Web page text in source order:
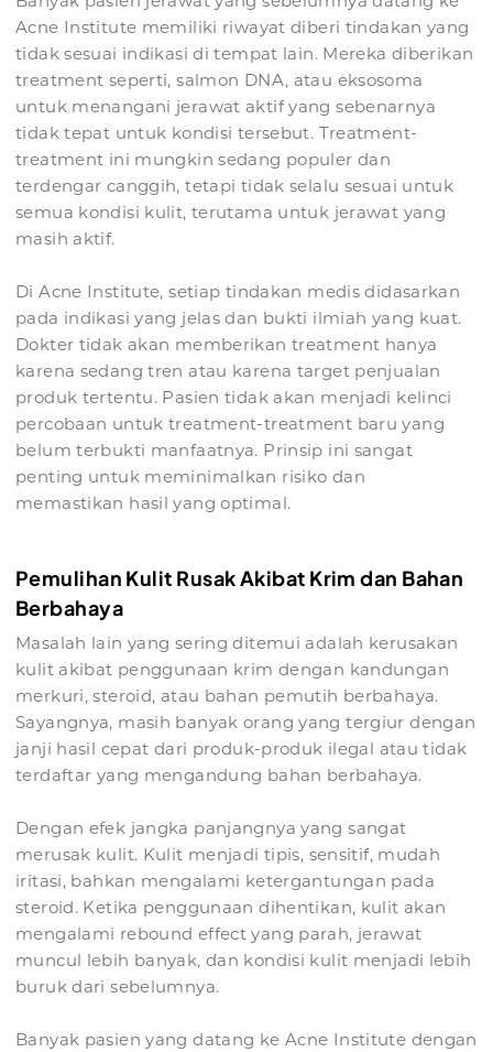
Acne Institute memiliki riwayat diberi tindakan yang
tidak sesuai indikasi di tempat lain. Mereka diberikan
treatment seperti, salmon DNA, atau eksosoma
untuk menangani jerawat aktif yang sebenarnya
tidak tepat untuk kondisi tersebut. Treatment-
treatment ini mungkin sedang populer dan
terdengar canggih, tetapi tidak selalu sesuai untuk
semua kondisi kulit, terutama untuk jerawat yang
masih aktif.
Di Acne Institute, setiap tindakan medis didasarkan
pada indikasi yang jelas dan bukti ilmiah yang kuat.
Dokter tidak akan memberikan treatment hanya
karena sedang tren atau karena target penjualan
produk tertentu. Pasien tidak akan menjadi kelinci
percobaan untuk treatment-treatment baru yang
belum terbukti manfaatnya. Prinsip ini sangat
penting untuk meminimalkan risiko dan
memastikan hasil yang optimal.
Pemulihan Kulit Rusak Akibat Krim dan Bahan
Berbahaya
Masalah lain yang sering ditemui adalah kerusakan
kulit akibat penggunaan krim dengan kandungan
merkuri, steroid, atau bahan pemutih berbahaya.
Sayangnya, masih banyak orang yang tergiur dengan
janji hasil cepat dari produk-produk ilegal atau tidak
terdaftar yang mengandung bahan berbahaya.
Dengan efek jangka panjangnya yang sangat
merusak kulit. Kulit menjadi tipis, sensitif, mudah
iritasi, bahkan mengalami ketergantungan pada
steroid. Ketika penggunaan dihentikan, kulit akan
mengalami rebound effect yang parah, jerawat
muncul lebih banyak, dan kondisi kulit menjadi lebih
buruk dari sebelumnya.
Banyak pasien yang datang ke Acne Institute dengan